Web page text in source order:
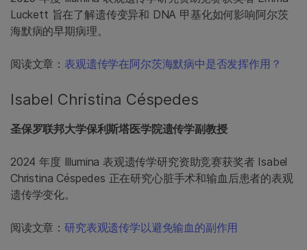
Luckett 旨在了解遗传变异和 DNA 甲基化如何影响阿尔茨
海默病的早期病理。
阅读文章：表观遗传学在阿尔茨海默病中是否发挥作用？
Isabel Christina Céspedes
圣保罗联邦大学保利斯塔医学院遗传学副教授
2024 年度 Illumina 表观遗传学研究资助竞赛获奖者 Isabel
Christina Céspedes 正在研究心脏手术和输血后患者的表观
遗传学变化。
阅读文章：研究表观遗传学以避免输血的副作用